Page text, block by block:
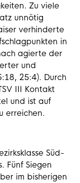
Zu viele
unnötig
verhinderte
in
agierte der
und
25:4). Durch
III Kontakt
und ist auf
erreichen.
Süd-
Fünf Siegen
im bisherigen